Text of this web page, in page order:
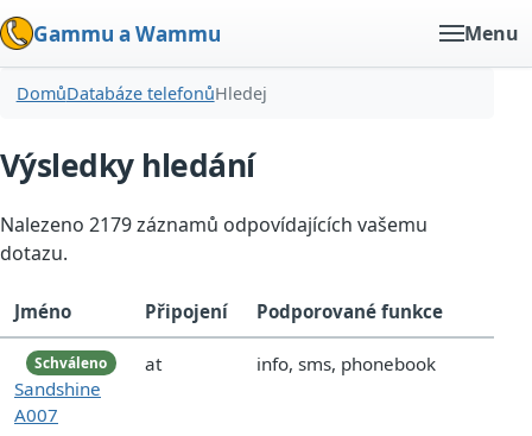
Gammu a Wammu Menu
DomůDatabáze telefonůHledej
Výsledky hledání
Nalezeno 2179 záznamů odpovídajících vašemu
dotazu.
Jméno Připojení Podporované funkce
Schváleno
Sandshine
A007
at info, sms, phonebook